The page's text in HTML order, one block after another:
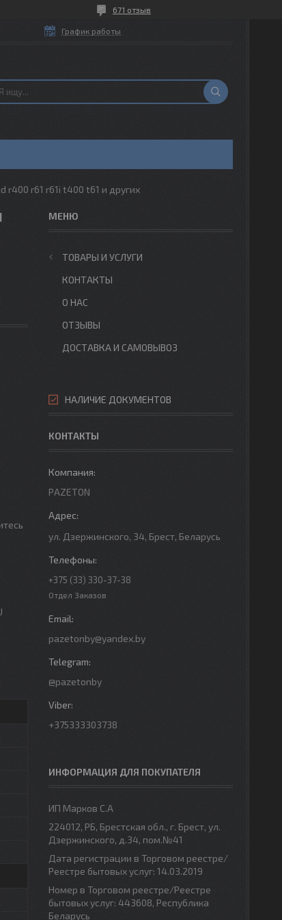
671 отзыв
График работы
r400 r61 r61i t400 t61 и других
ТОВАРЫ И УСЛУГИ
КОНТАКТЫ
О НАС
ОТЗЫВЫ
ДОСТАВКА И САМОВЫВОЗ
НАЛИЧИЕ ДОКУМЕНТОВ
КОНТАКТЫ
PAZETON
ул. Дзержинского, 34, Брест, Беларусь
+375 (33) 330-37-38
Отдел Заказов
pazetonby@yandex.by
@pazetonby
+375333303738
ИНФОРМАЦИЯ ДЛЯ ПОКУПАТЕЛЯ
ИП Марков С.А
224012, РБ, Брестская обл., г. Брест, ул.
Дзержинского, д.34, пом.№41
Дата регистрации в Торговом реестре/
Реестре бытовых услуг: 14.03.2019
Номер в Торговом реестре/Реестре
бытовых услуг: 443608, Республика
Беларусь